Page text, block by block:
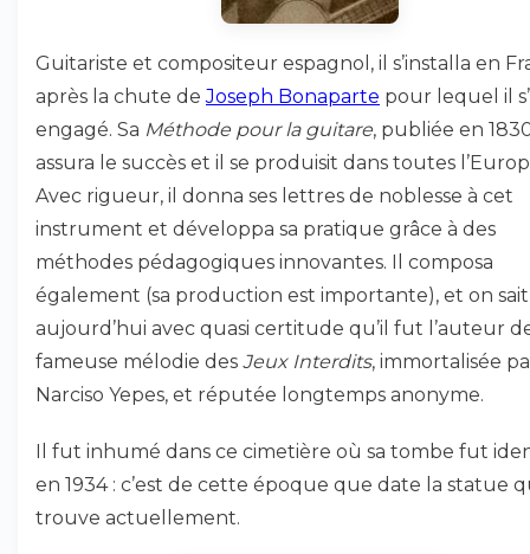
Guitariste et compositeur espagnol, il s’installa en
après la chute deJoseph Bonaparte pour lequel il
engagé. Sa Méthode pour la guitare, publiée en
assura le succès et il se produisit dans toutes
Avec rigueur, il donna ses lettres de noblesse à cet
instrument et développa sa pratique grâce à des
méthodes pédagogiques innovantes. Il composa
également (sa production est importante), et on sait
aujourd’hui avec quasi certitude qu’il fut l’auteur
fameuse mélodie des Jeux Interdits, immortalisée
Narciso Yepes, et réputée longtemps anonyme.
Il fut inhumé dans ce cimetière où sa tombe fut
en 1934 : c’est de cette époque que date la statue
trouve actuellement.